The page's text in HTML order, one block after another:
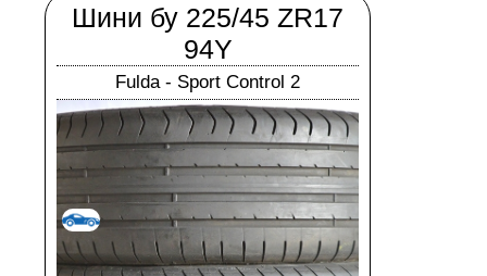
Шини бу 225/45 ZR17
94Y
Fulda - Sport Control 2